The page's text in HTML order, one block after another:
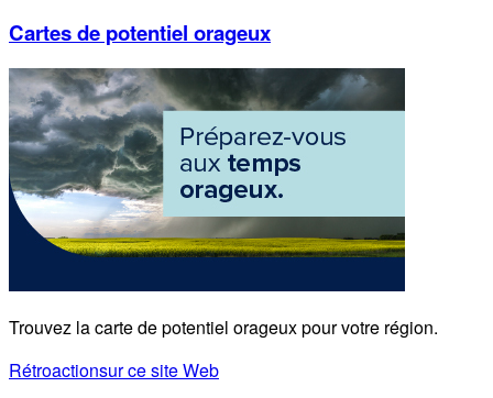
Cartes de potentiel orageux
Trouvez la carte de potentiel orageux pour votre région.
Rétroactionsur ce site Web